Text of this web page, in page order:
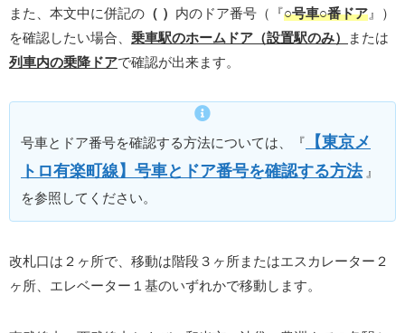
また、本文中に併記の （ ） 内のドア番号（『○号車○番ドア 』）
を確認したい場合、 乗車駅のホームドア（設置駅のみ）
または
列車内の乗降ドアで確認が出来ます。
号車とドア番号を確認する方法については、『
【東京メ
トロ有楽町線】号車とドア番号を確認する方法 』
を参照してください。
改札口は２ヶ所で、移動は階段３ヶ所またはエスカレーター２
ヶ所、エレベーター１基のいずれかで移動します。